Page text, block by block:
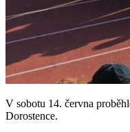
V sobotu 14. června
Dorostence.